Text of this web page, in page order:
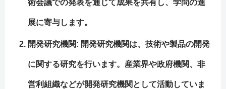
術会議での発表を通じて成果を共有し、学問の進
展に寄与します。
開発研究機関: 開発研究機関は、技術や製品の開発
に関する研究を行います。産業界や政府機関、非
営利組織などが開発研究機関として活動していま